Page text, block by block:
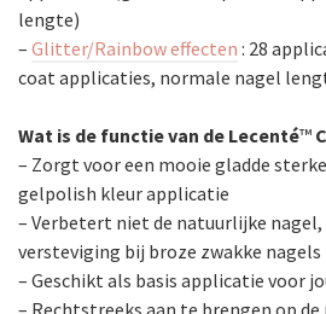
lengte)
– Glitter/Rainbow effecten : 28
coat applicaties, normale nagel
Wat is de functie van de Lecenté™
– Zorgt voor een mooie gladde
gelpolish kleur applicatie
– Verbetert niet de natuurlijke nagel,
versteviging bij broze zwakke nagels
– Geschikt als basis applicatie voor
– Rechtstreeks aan te brengen op